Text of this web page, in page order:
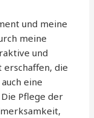
und meine
meine
und
erschaffen, die
eine
Pflege der